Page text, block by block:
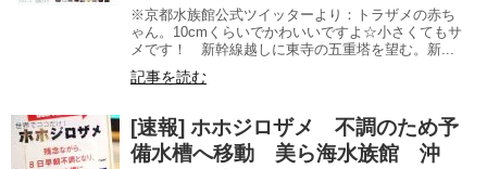
※京都水族館公式ツイッターより：トラザメの赤ち
ゃん。10cmくらいでかわいいですよ☆小さくてもサ
メです！ 新幹線越しに東寺の五重塔を望む。新...
記事を読む
[速報] ホホジロザメ 不調のため予
備水槽へ移動 美ら海水族館 沖